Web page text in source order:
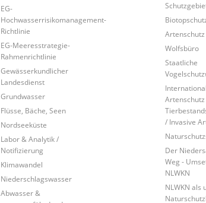
EG-
Hochwasserrisikomanagement-
Richtlinie
EG-Meeresstrategie-
Rahmenrichtlinie
Gewässerkundlicher
Landesdienst
Grundwasser
Flüsse, Bäche, Seen
Nordseeküste
Labor & Analytik /
Notifizierung
Klimawandel
Niederschlagswasser
Abwasser &
Artenschutz
Wolfsbüro
Staatliche
Artenschutz
/ Invasive
Der
Weg -
NLWKN
NLWKN als